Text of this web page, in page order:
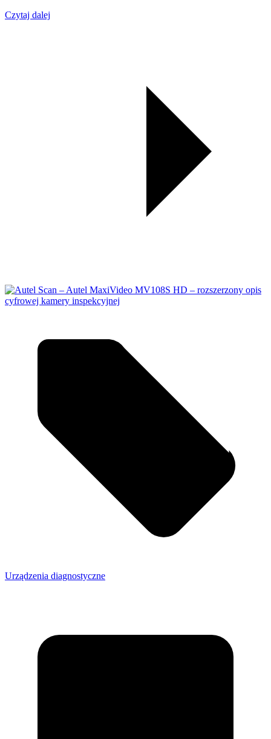
Czytaj dalej
Urządzenia diagnostyczne